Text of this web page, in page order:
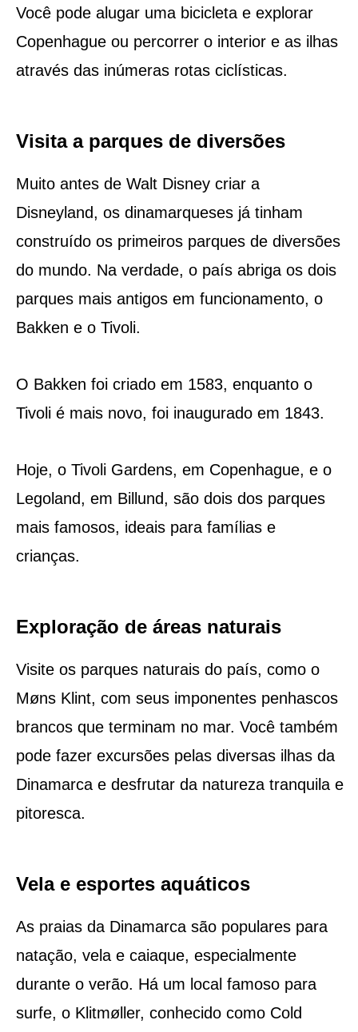
Você pode alugar uma bicicleta e explorar
Copenhague ou percorrer o interior e as ilhas
através das inúmeras rotas ciclísticas.
Visita a parques de diversões
Muito antes de Walt Disney criar a
Disneyland, os dinamarqueses já tinham
construído os primeiros parques de diversões
do mundo. Na verdade, o país abriga os dois
parques mais antigos em funcionamento, o
Bakken e o Tivoli.
O Bakken foi criado em 1583, enquanto o
Tivoli é mais novo, foi inaugurado em 1843.
Hoje, o Tivoli Gardens, em Copenhague, e o
Legoland, em Billund, são dois dos parques
mais famosos, ideais para famílias e
crianças.
Exploração de áreas naturais
Visite os parques naturais do país, como o
Møns Klint, com seus imponentes penhascos
brancos que terminam no mar. Você também
pode fazer excursões pelas diversas ilhas da
Dinamarca e desfrutar da natureza tranquila e
pitoresca.
Vela e esportes aquáticos
As praias da Dinamarca são populares para
natação, vela e caiaque, especialmente
durante o verão. Há um local famoso para
surfe, o Klitmøller, conhecido como Cold